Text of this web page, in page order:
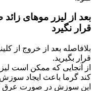
بعد از لیزر موهای
قرار نگیرد
بلافاصله بعد از خروج از
قرار بگیرید.
از آنجایی که ممکن است
کند گرما باعث ایجاد
این سوزش در صورت عرق